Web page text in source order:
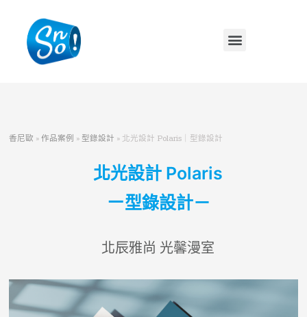
香尼歐 »作品案例 » 型錄設計 » 北光設計 Polaris｜型錄設計
北光設計 Polaris
－型錄設計－
北辰雅尚 光馨漫室